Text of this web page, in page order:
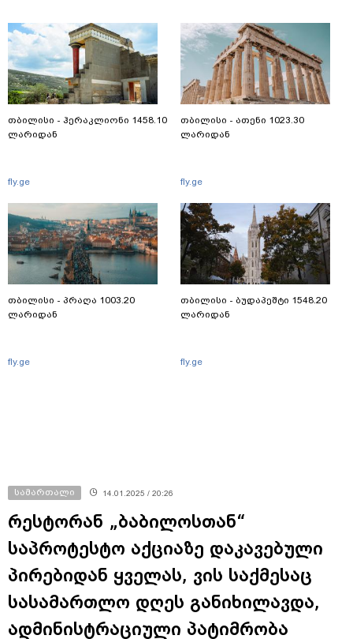
თბილისი - ჰერაკლიონი 1458.10
ლარიდან
fly.ge
თბილისი - პრაღა 1003.20
ლარიდან
fly.ge
თბილისი - ათენი 1023.30
ლარიდან
fly.ge
თბილისი - ბუდაპეშტი 1548.20
ლარიდან
fly.ge
სამართალი 14.01.2025 / 20:26
რესტორან „ბაბილოსთან“
საპროტესტო აქციაზე დაკავებული
პირებიდან ყველას, ვის საქმესაც
სასამართლო დღეს განიხილავდა,
ადმინისტრაციული პატიმრობა